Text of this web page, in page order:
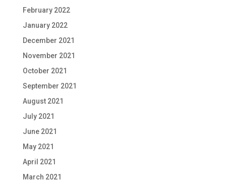
February 2022
January 2022
December 2021
November 2021
October 2021
September 2021
August 2021
July 2021
June 2021
May 2021
April 2021
March 2021